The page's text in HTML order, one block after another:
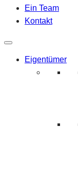
Ein Team
Kontakt
Eigentümer